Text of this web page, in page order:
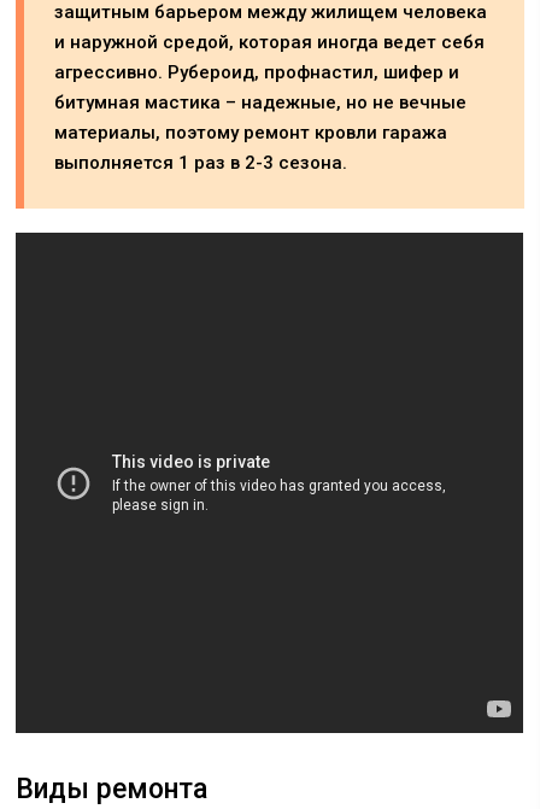
защитным барьером между жилищем человека
и наружной средой, которая иногда ведет себя
агрессивно. Рубероид, профнастил, шифер и
битумная мастика – надежные, но не вечные
материалы, поэтому ремонт кровли гаража
выполняется 1 раз в 2-3 сезона.
Виды ремонта